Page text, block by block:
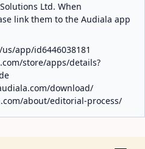
Ltd. When
link them to the Audiala app
app/id6446038181
store/apps/details?
download/
about/editorial-process/